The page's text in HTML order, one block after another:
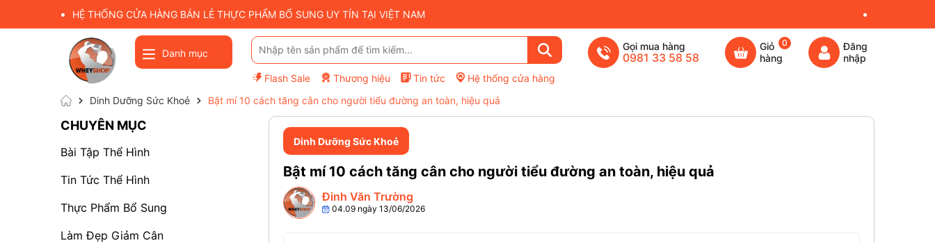
HỆ THỐNG CỬA HÀNG BÁN LẺ THỰC PHẨM BỔ SUNG UY TÍN TẠI VIỆT NAM
Danh mục
Flash Sale Thương hiệu Tin tức Hệ thống cửa hàng
Gọi mua hàng
0981 33 58 58
Giỏ
hàng
0
Đăng
nhập
Dinh Dưỡng Sức Khoẻ Bật mí 10 cách tăng cân cho người tiểu đường an toàn, hiệu quả
Dinh Dưỡng Sức Khoẻ
Bật mí 10 cách tăng cân cho người tiểu đường an toàn, hiệu quả
Đinh Văn Trường
04.09 ngày 13/06/2026
CHUYÊN MỤC
Bài Tập Thể Hình
Tin Tức Thể Hình
Thực Phẩm Bổ Sung
Làm Đẹp Giảm Cân